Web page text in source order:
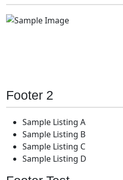
Footer 2
Sample Listing A
Sample Listing B
Sample Listing C
Sample Listing D